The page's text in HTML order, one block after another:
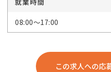
就業時間
08:00～17:00
この求人への応